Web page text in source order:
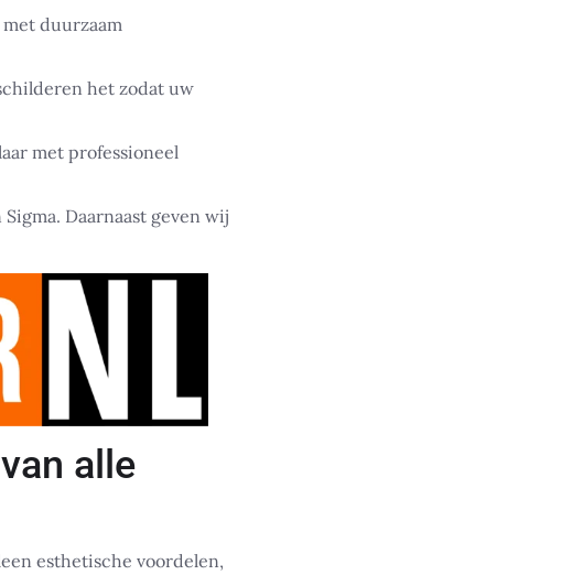
duurzaam
het zodat uw
met professioneel
Daarnaast geven wij
alle
esthetische voordelen,